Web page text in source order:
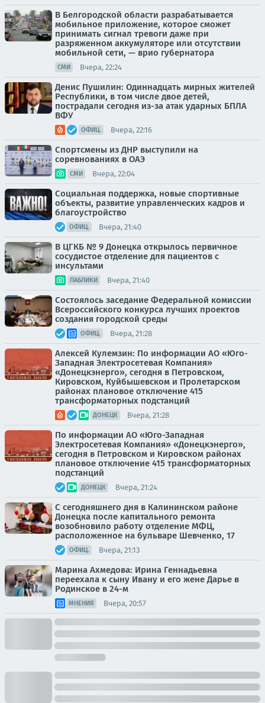
В Белгородской области разрабатывается
мобильное приложение, которое сможет
принимать сигнал тревоги даже при
разряженном аккумуляторе или отсутствии
мобильной сети, — врио губернатора
СМИ Вчера, 22:24
Денис Пушилин: Одиннадцать мирных жителей
Республики, в том числе двое детей,
пострадали сегодня из-за атак ударных БПЛА
ВФУ
ОФИЦ. Вчера, 22:16
Спортсмены из ДНР выступили на
соревнованиях в ОАЭ
СМИ Вчера, 22:04
Социальная поддержка, новые спортивные
объекты, развитие управленческих кадров и
благоустройство
ОФИЦ. Вчера, 21:40
В ЦГКБ № 9 Донецка открылось первичное
сосудистое отделение для пациентов с
инсультами
ПАБЛИКИ Вчера, 21:40
Состоялось заседание Федеральной комиссии
Всероссийского конкурса лучших проектов
создания городской среды
ОФИЦ. Вчера, 21:28
Алексей Кулемзин: По информации АО «Юго-
Западная Электросетевая Компания»
«Донецкэнерго», сегодня в Петровском,
Кировском, Куйбышевском и Пролетарском
районах плановое отключение 415
трансформаторных подстанций
ДОНЕЦК Вчера, 21:28
По информации АО «Юго-Западная
Электросетевая Компания» «Донецкэнерго»,
сегодня в Петровском и Кировском районах
плановое отключение 415 трансформаторных
подстанций
ДОНЕЦК Вчера, 21:24
С сегодняшнего дня в Калининском районе
Донецка после капитального ремонта
возобновило работу отделение МФЦ,
расположенное на бульваре Шевченко, 17
ОФИЦ. Вчера, 21:13
Марина Ахмедова: Ирина Геннадьевна
переехала к сыну Ивану и его жене Дарье в
Родинское в 24-м
МНЕНИЯ Вчера, 20:57